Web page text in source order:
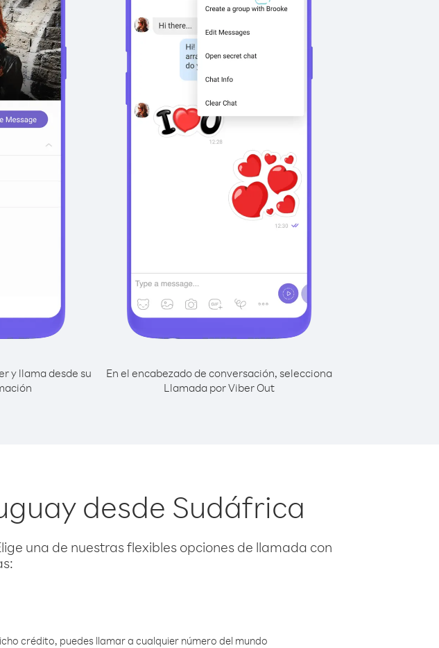
y llama desde su
En el encabezado de conversación, selecciona
Llamada por Viber Out
desde Sudáfrica
una de nuestras flexibles opciones de llamada con
crédito, puedes llamar a cualquier número del mundo